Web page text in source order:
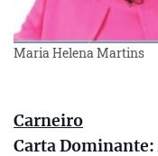
Maria Helena Martins
Carneiro
Carta Dominante: